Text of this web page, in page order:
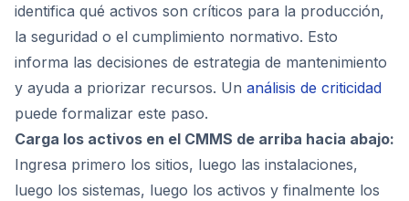
identifica qué activos son críticos para la producción,
la seguridad o el cumplimiento normativo. Esto
informa las decisiones de estrategia de mantenimiento
y ayuda a priorizar recursos. Un análisis de criticidad
puede formalizar este paso.
Carga los activos en el CMMS de arriba hacia abajo:
Ingresa primero los sitios, luego las instalaciones,
luego los sistemas, luego los activos y finalmente los